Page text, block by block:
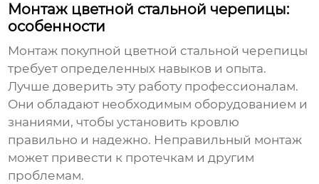
Монтаж цветной стальной черепицы:
особенности
Монтаж покупной цветной стальной черепицы
требует определенных навыков и опыта.
Лучше доверить эту работу профессионалам.
Они обладают необходимым оборудованием и
знаниями, чтобы установить кровлю
правильно и надежно. Неправильный монтаж
может привести к протечкам и другим
проблемам.